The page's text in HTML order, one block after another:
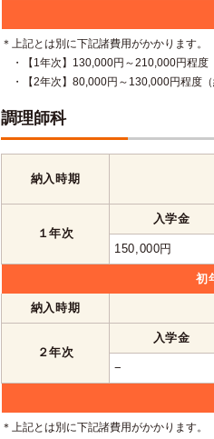
＊上記とは別に下記諸費用がかかります。
・【1年次】130,000円～210,000円程度
・【2年次】80,000円～130,000円程度（
調理師科
納入時期
１年次
入学金
150,000円
初
納入時期
２年次
入学金
−
＊上記とは別に下記諸費用がかかります。